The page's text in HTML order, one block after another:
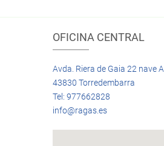
OFICINA CENTRAL
Avda. Riera de Gaia 22 nave A
43830 Torredembarra
Tel: 977662828
info@ragas.es